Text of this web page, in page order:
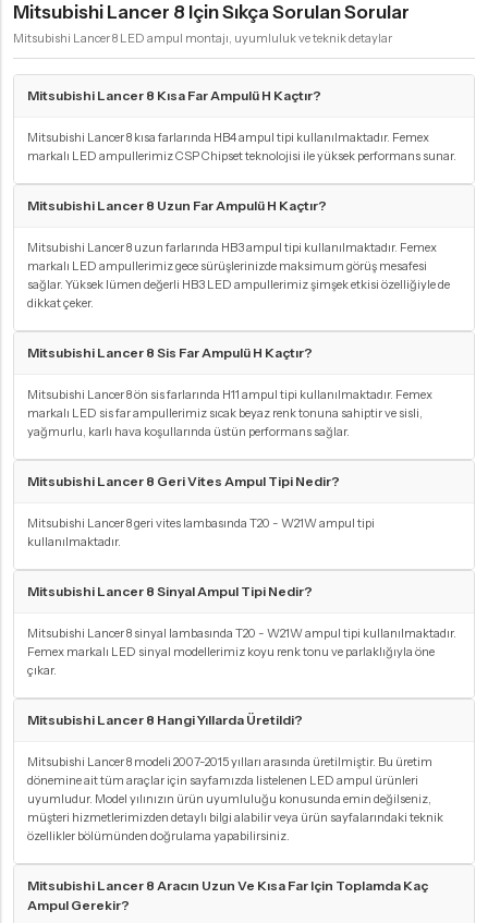
Mitsubishi Lancer 8 Için Sıkça Sorulan Sorular
Mitsubishi Lancer 8 LED ampul montajı, uyumluluk ve teknik detaylar
Mitsubishi Lancer 8 Kısa Far Ampulü H Kaçtır?
Mitsubishi Lancer 8 kısa farlarında HB4 ampul tipi kullanılmaktadır. Femex
markalı LED ampullerimiz CSP Chipset teknolojisi ile yüksek performans sunar.
Mitsubishi Lancer 8 Uzun Far Ampulü H Kaçtır?
Mitsubishi Lancer 8 uzun farlarında HB3 ampul tipi kullanılmaktadır. Femex
markalı LED ampullerimiz gece sürüşlerinizde maksimum görüş mesafesi
sağlar. Yüksek lümen değerli HB3 LED ampullerimiz şimşek etkisi özelliğiyle de
dikkat çeker.
Mitsubishi Lancer 8 Sis Far Ampulü H Kaçtır?
Mitsubishi Lancer 8 ön sis farlarında H11 ampul tipi kullanılmaktadır. Femex
markalı LED sis far ampullerimiz sıcak beyaz renk tonuna sahiptir ve sisli,
yağmurlu, karlı hava koşullarında üstün performans sağlar.
Mitsubishi Lancer 8 Geri Vites Ampul Tipi Nedir?
Mitsubishi Lancer 8 geri vites lambasında T20 - W21W ampul tipi
kullanılmaktadır.
Mitsubishi Lancer 8 Sinyal Ampul Tipi Nedir?
Mitsubishi Lancer 8 sinyal lambasında T20 - W21W ampul tipi kullanılmaktadır.
Femex markalı LED sinyal modellerimiz koyu renk tonu ve parlaklığıyla öne
çıkar.
Mitsubishi Lancer 8 Hangi Yıllarda Üretildi?
Mitsubishi Lancer 8 modeli 2007-2015 yılları arasında üretilmiştir. Bu üretim
dönemine ait tüm araçlar için sayfamızda listelenen LED ampul ürünleri
uyumludur. Model yılınızın ürün uyumluluğu konusunda emin değilseniz,
müşteri hizmetlerimizden detaylı bilgi alabilir veya ürün sayfalarındaki teknik
özellikler bölümünden doğrulama yapabilirsiniz.
Mitsubishi Lancer 8 Aracın Uzun Ve Kısa Far Için Toplamda Kaç
Ampul Gerekir?